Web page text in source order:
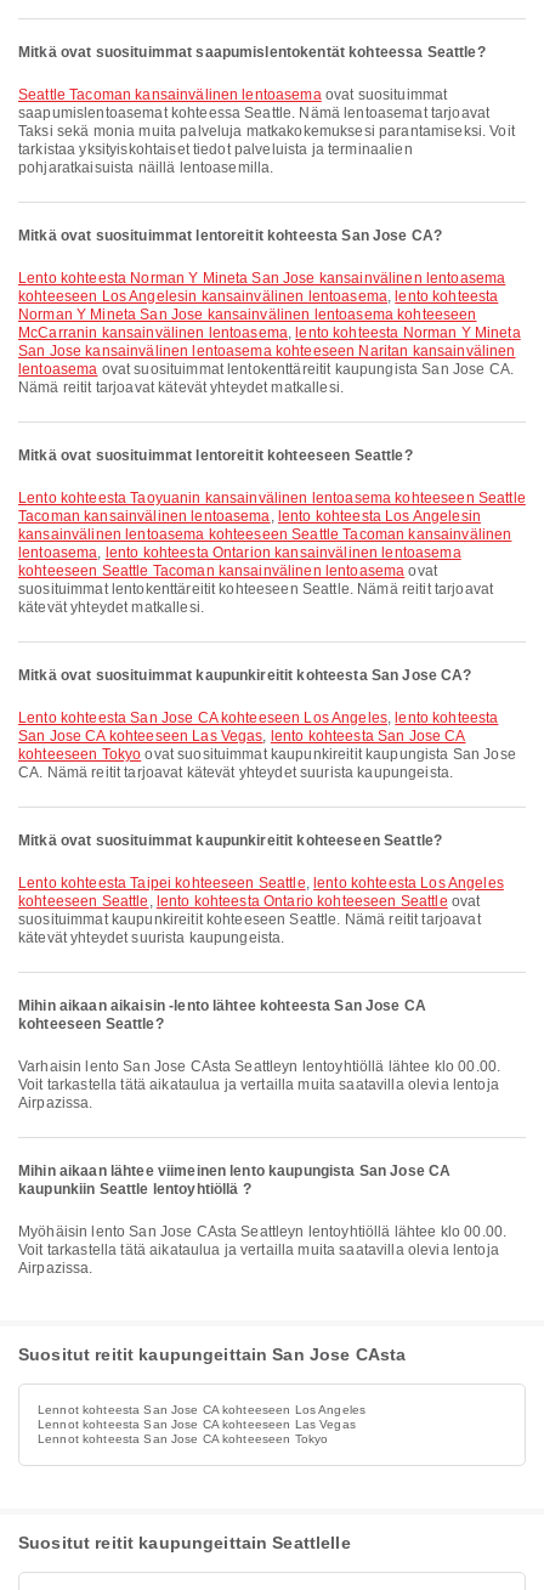
Mitkä ovat suosituimmat saapumislentokentät kohteessa Seattle?
Seattle Tacoman kansainvälinen lentoasemaovat suosituimmat
saapumislentoasemat kohteessa Seattle. Nämä lentoasemat tarjoavat
Taksi sekä monia muita palveluja matkakokemuksesi parantamiseksi. Voit
tarkistaa yksityiskohtaiset tiedot palveluista ja terminaalien
pohjaratkaisuista näillä lentoasemilla.
Mitkä ovat suosituimmat lentoreitit kohteesta San Jose CA?
lento kohteesta Norman Y Mineta San Jose kansainvälinen lentoasema
kohteeseen Los Angelesin kansainvälinen lentoasema, lento kohteesta
Norman Y Mineta San Jose kansainvälinen lentoasema kohteeseen
McCarranin kansainvälinen lentoasema, lento kohteesta Norman Y Mineta
San Jose kansainvälinen lentoasema kohteeseen Naritan kansainvälinen
lentoasema ovat suosituimmat lentokenttäreitit kaupungista San Jose CA.
Nämä reitit tarjoavat kätevät yhteydet matkallesi.
Mitkä ovat suosituimmat lentoreitit kohteeseen Seattle?
lento kohteesta Taoyuanin kansainvälinen lentoasema kohteeseen Seattle
Tacoman kansainvälinen lentoasema, lento kohteesta Los Angelesin
kansainvälinen lentoasema kohteeseen Seattle Tacoman kansainvälinen
lentoasema, lento kohteesta Ontarion kansainvälinen lentoasema
kohteeseen Seattle Tacoman kansainvälinen lentoasema ovat
suosituimmat lentokenttäreitit kohteeseen Seattle. Nämä reitit tarjoavat
kätevät yhteydet matkallesi.
Mitkä ovat suosituimmat kaupunkireitit kohteesta San Jose CA?
lento kohteesta San Jose CA kohteeseen Los Angeles, lento kohteesta
San Jose CA kohteeseen Las Vegas, lento kohteesta San Jose CA
kohteeseen Tokyo ovat suosituimmat kaupunkireitit kaupungista San Jose
CA. Nämä reitit tarjoavat kätevät yhteydet suurista kaupungeista.
Mitkä ovat suosituimmat kaupunkireitit kohteeseen Seattle?
lento kohteesta Taipei kohteeseen Seattle, lento kohteesta Los Angeles
kohteeseen Seattle , lento kohteesta Ontario kohteeseen Seattle ovat
suosituimmat kaupunkireitit kohteeseen Seattle. Nämä reitit tarjoavat
kätevät yhteydet suurista kaupungeista.
Mihin aikaan aikaisin -lento lähtee kohteesta San Jose CA
kohteeseen Seattle?
Varhaisin lento San Jose CAsta Seattleyn lentoyhtiöllä lähtee klo 00.00.
Voit tarkastella tätä aikataulua ja vertailla muita saatavilla olevia lentoja
Airpazissa.
Mihin aikaan lähtee viimeinen lento kaupungista San Jose CA
kaupunkiin Seattle lentoyhtiöllä ?
Myöhäisin lento San Jose CAsta Seattleyn lentoyhtiöllä lähtee klo 00.00.
Voit tarkastella tätä aikataulua ja vertailla muita saatavilla olevia lentoja
Airpazissa.
Suositut reitit kaupungeittain San Jose CAsta
Lennot kohteesta San Jose CA kohteeseen Los Angeles
Lennot kohteesta San Jose CA kohteeseen Las Vegas
Lennot kohteesta San Jose CA kohteeseen Tokyo
Suositut reitit kaupungeittain Seattlelle